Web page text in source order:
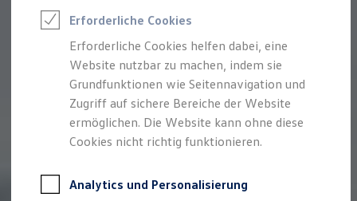
Elektroauto Leasing
Kleinwagen-Leasing
Leasing ohne Anzahlung
Finanzierung
Autokredit mit Schlussrate
Versicherungen und Garantien
Kfz-Versicherung
Restschuldversicherungen
Garantien
Professional Class bei Volkswagen
Erforderliche Cookies
Erforderliche Cookies helfen dabei, eine
Website nutzbar zu machen, indem sie
Grundfunktionen wie Seitennavigation und
Zugriff auf sichere Bereiche der Website
ermöglichen. Die Website kann ohne diese
Cookies nicht richtig funktionieren.
Analytics und Personalisierung